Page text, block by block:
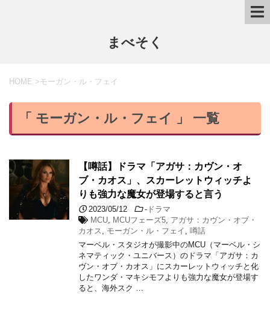
まべそく
HOME >モーガン・ル・フェイ
「 モーガン・ル・フェイ 」 一覧
【噂話】ドラマ「アガサ：カヴン・オ
ブ・カオス」、スカーレットウィッチよ
りも強力な魔女が登場すると言う
2023/05/12 - ドラマ
MCU
MCUフェーズ5
アガサ：カヴン・オブ・
カオス
モーガン・ル・フェイ
噂話
マーベル・スタジオが撮影中のMCU（マーベル・シ
ネマティック・ユニバース）のドラマ「アガサ：カ
ヴン・オブ・カオス」にスカーレットウィッチと化
したワンダ・マキシモフよりも強力な魔女が登場す
ると、海外スク …